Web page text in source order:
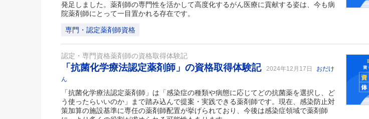
発足しました。薬剤師の専門性を活かして高度化するがん医療に貢献する姿は、今も病
院薬剤師にとって一目置かれる存在です。
専門・認定薬剤師資格
認定・専門資格薬剤師の資格取得体験記
「抗菌化学療法認定薬剤師」の資格取得体験記 2024年12月17日
おだけ
ん
「抗菌化学療法認定薬剤師」は「感染症の種類や病態に応じてどの抗菌薬を選択し、ど
う使ったらいいのか」まで踏み込んで提案・実践できる薬剤師です。現在、感染防止対
策加算の施設基準に専任の薬剤師配置が挙げられており、今後は感染症領域で薬剤師